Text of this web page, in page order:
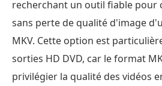
recherchant un outil fiable pour
sans perte de qualité d'image
MKV. Cette option est
sorties HD DVD, car le format
privilégier la qualité des vidéos